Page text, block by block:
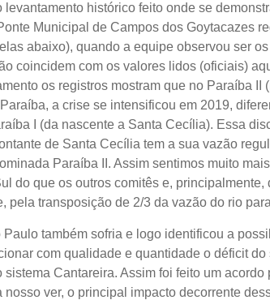
histórico feito onde se
Municipal de Campos dos Goytacazes
abaixo), quando a equipe observou ser
coincidem com os valores lidos (oficiais)
os registros mostram que no Paraíba II
a crise se intensificou em 2019,
I (da nascente a Santa Cecília). Essa
de Santa Cecília tem a sua vazão
Paraíba II. Assim sentimos muito
do que os outros comitês e, principalmente,
pela transposição de 2/3 da vazão do rio
também sofria e logo identificou a
com qualidade e quantidade o déficit
Cantareira. Assim foi feito um acordo
nosso ver, o principal impacto decorrente